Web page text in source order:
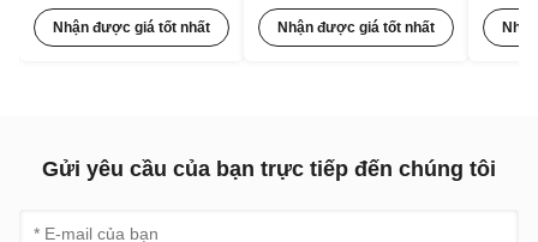
rộng Xung cho Giám
sát Tình trạng
Nhận được giá tốt nhất
85 đến 264 Vac RMS
Điện áp Thấp
Nhận được giá tốt nhất
Gửi yêu cầu của bạn trực tiếp đến chúng tôi